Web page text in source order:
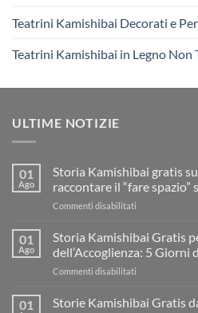
Teatrini Kamishibai Decorati e
Teatrini Kamishibai in Legno Non
ULTIME NOTIZIE
01
Ago
Storia Kamishibai gratis
raccontare il “fare spazio”
Commenti disabilitati
Kamishibai
sull’Accoglienza:
il
01
Ago
Storia Kamishibai Gratis
dell’Accoglienza: 5 Giorni
Commenti disabilitati
Kamishibai
01
Storie Kamishibai Gratis